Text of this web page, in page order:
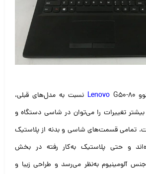
Lenovo G50-80 نسبت به مدل‌های قبلی،
بیشتر تغییرات را می‌توان در شاسی دستگاه و
تمامی قسمت‌های شاسی و بدنه از پلاستیک
و حتی پلاستیک به‌کار رفته در بخش
آلومینیوم به‌نظر می‌رسد و طراحی زیبا و